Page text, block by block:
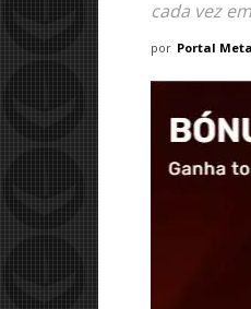
cada vez
por Portal